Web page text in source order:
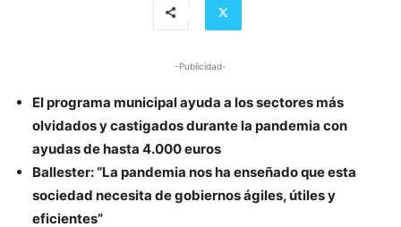
-Publicidad-
El programa municipal ayuda a los sectores más
olvidados y castigados durante la pandemia con
ayudas de hasta 4.000 euros
Ballester: “La pandemia nos ha enseñado que esta
sociedad necesita de gobiernos ágiles, útiles y
eficientes”